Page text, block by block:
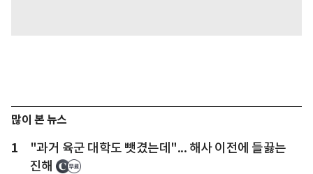
많이 본 뉴스
1
"과거 육군 대학도 뺏겼는데"... 해사 이전에 들끓는
진해